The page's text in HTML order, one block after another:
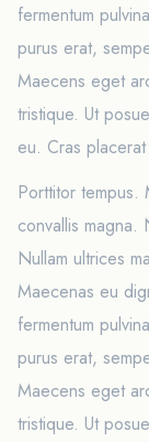
fermentum
purus erat,
Maecens eget
tristique. Ut
eu. Cras
Porttitor tempus.
convallis magna.
Nullam ultrices
Maecenas eu
fermentum
purus erat,
Maecens eget
tristique. Ut